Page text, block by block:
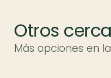
Otros cerca
Más opciones en